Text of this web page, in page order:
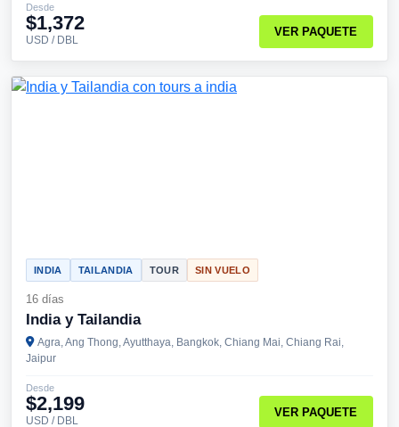
Desde
$1,372
USD / DBL
VER PAQUETE
INDIA TAILANDIA TOUR SIN VUELO
16 días
India y Tailandia
Agra, Ang Thong, Ayutthaya, Bangkok, Chiang Mai, Chiang Rai,
Jaipur
Desde
$2,199
USD / DBL
VER PAQUETE